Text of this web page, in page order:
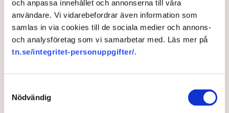
och anpassa innehållet och annonserna till våra
användare. Vi vidarebefordrar även information som
samlas in via cookies till de sociala medier och annons-
och analysföretag som vi samarbetar med. Läs mer på
tn.se/integritet-personuppgifter/.
Nödvändig
Stjärninvesterarens svenska
storsatsning: ”Möjlighet att
bota diabetes”
Ted Fjällman är med och tar fram framtidens
läkemedel mot cancer och diabetes. För TN berättar
han om jättesatsningen utanför Sundsvall, varför